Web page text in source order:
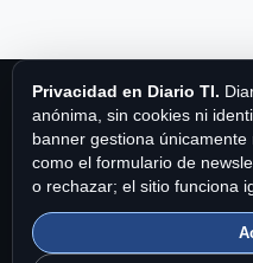
Diario TI
Diario TI es una publicación
Privacidad en Diario TI.
anónima, sin cookies ni
banner gestiona
como el formulario de
o rechazar; el sitio funciona